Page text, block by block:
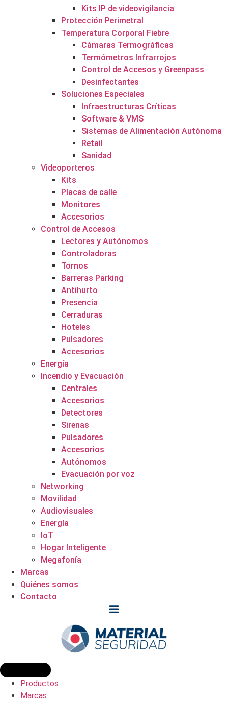
Kits IP de videovigilancia
Protección Perimetral
Temperatura Corporal Fiebre
Cámaras Termográficas
Termómetros Infrarrojos
Control de Accesos y Greenpass
Desinfectantes
Soluciones Especiales
Infraestructuras Críticas
Software & VMS
Sistemas de Alimentación Autónoma
Retail
Sanidad
Videoporteros
Kits
Placas de calle
Monitores
Accesorios
Control de Accesos
Lectores y Autónomos
Controladoras
Tornos
Barreras Parking
Antihurto
Presencia
Cerraduras
Hoteles
Pulsadores
Accesorios
Energía
Incendio y Evacuación
Centrales
Accesorios
Detectores
Sirenas
Pulsadores
Accesorios
Autónomos
Evacuación por voz
Networking
Movilidad
Audiovisuales
Energía
IoT
Hogar Inteligente
Megafonía
Marcas
Quiénes somos
Contacto
Productos
Marcas